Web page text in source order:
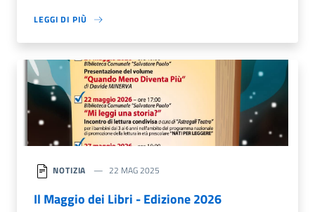
LEGGI DI PIÙ
NOTIZIA 22 MAG 2025
Il Maggio dei Libri - Edizione 2026